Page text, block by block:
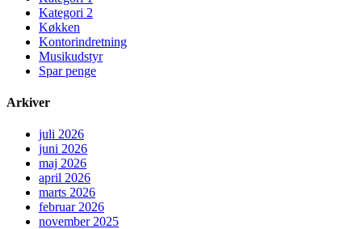
Kategori 2
Køkken
Kontorindretning
Musikudstyr
Spar penge
Arkiver
juli 2026
juni 2026
maj 2026
april 2026
marts 2026
februar 2026
november 2025